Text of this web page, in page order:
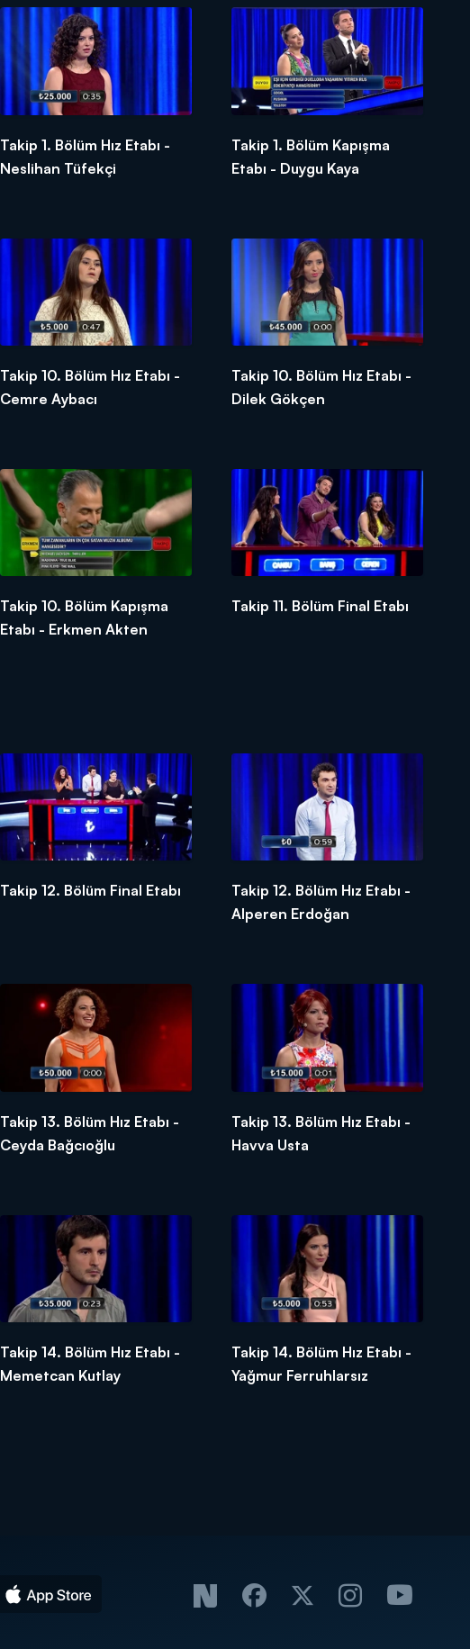
Takip 1. Bölüm Hız Etabı -
Neslihan Tüfekçi
Takip 1. Bölüm Kapışma
Etabı - Duygu Kaya
Takip 10. Bölüm Hız Etabı -
Cemre Aybacı
Takip 10. Bölüm Hız Etabı -
Dilek Gökçen
Takip 10. Bölüm Kapışma
Etabı - Erkmen Akten
Takip 11. Bölüm Final Etabı
Takip 12. Bölüm Final Etabı
Takip 12. Bölüm Hız Etabı -
Alperen Erdoğan
Takip 13. Bölüm Hız Etabı -
Ceyda Bağcıoğlu
Takip 13. Bölüm Hız Etabı -
Havva Usta
Takip 14. Bölüm Hız Etabı -
Memetcan Kutlay
Takip 14. Bölüm Hız Etabı -
Yağmur Ferruhlarsız